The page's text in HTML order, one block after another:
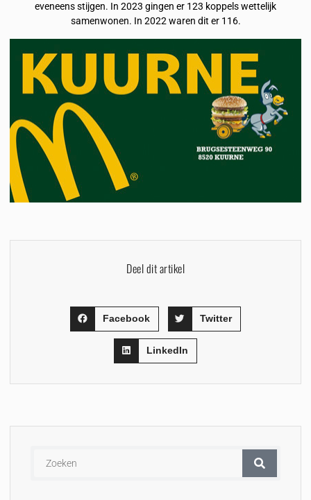
eveneens stijgen. In 2023 gingen er 123 koppels wettelijk
samenwonen. In 2022 waren dit er 116.
Deel dit artikel
Facebook Twitter
LinkedIn